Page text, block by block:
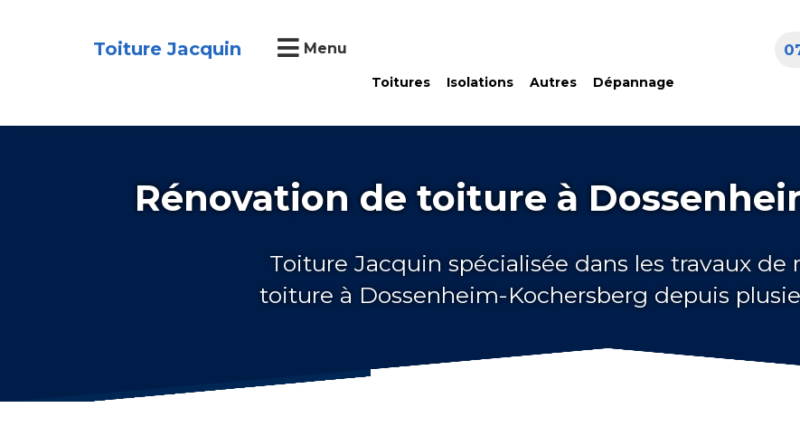
Toiture Jacquin Menu
Toitures Isolations Autres Dépannage
Rénovation de toiture à
Toiture Jacquin spécialisée dans les travaux de
toiture à Dossenheim-Kochersberg depuis